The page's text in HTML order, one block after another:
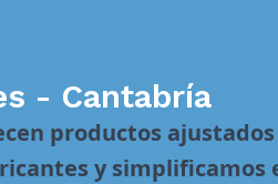
- Cantabría
productos ajustados
y simplificamos